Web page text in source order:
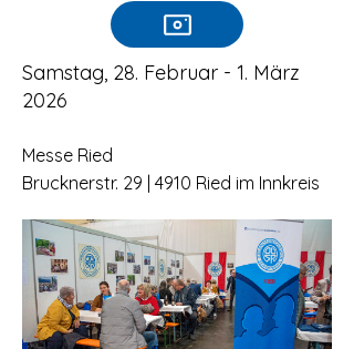
Samstag, 28. Februar - 1. März
2026
Messe Ried
Brucknerstr. 29 | 4910 Ried im Innkreis